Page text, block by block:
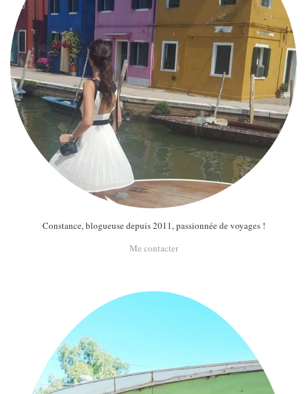
Constance, blogueuse depuis 2011, passionnée de voyages !
Me contacter